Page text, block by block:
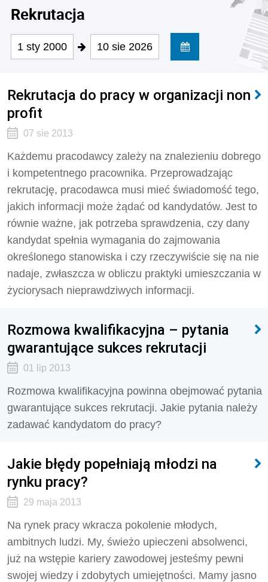
Rekrutacja
1 sty 2000 10 sie 2026
Rekrutacja do pracy w organizacji non
profit
07 sie 2013
Każdemu pracodawcy zależy na znalezieniu dobrego
i kompetentnego pracownika. Przeprowadzając
rekrutację, pracodawca musi mieć świadomość tego,
jakich informacji może żądać od kandydatów. Jest to
równie ważne, jak potrzeba sprawdzenia, czy dany
kandydat spełnia wymagania do zajmowania
określonego stanowiska i czy rzeczywiście się na nie
nadaje, zwłaszcza w obliczu praktyki umieszczania w
życiorysach nieprawdziwych informacji.
Rozmowa kwalifikacyjna – pytania
gwarantujące sukces rekrutacji
01 lip 2013
Rozmowa kwalifikacyjna powinna obejmować pytania
gwarantujące sukces rekrutacji. Jakie pytania należy
zadawać kandydatom do pracy?
Jakie błędy popełniają młodzi na
rynku pracy?
29 maja 2013
Na rynek pracy wkracza pokolenie młodych,
ambitnych ludzi. My, świeżo upieczeni absolwenci,
już na wstępie kariery zawodowej jesteśmy pewni
swojej wiedzy i zdobytych umiejętności. Mamy jasno